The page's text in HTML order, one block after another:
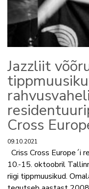
Jazzliit
Cross
09.10.2021
Criss Cross Europe´i
10.-15. oktoobril
riigi tippmuusikud.